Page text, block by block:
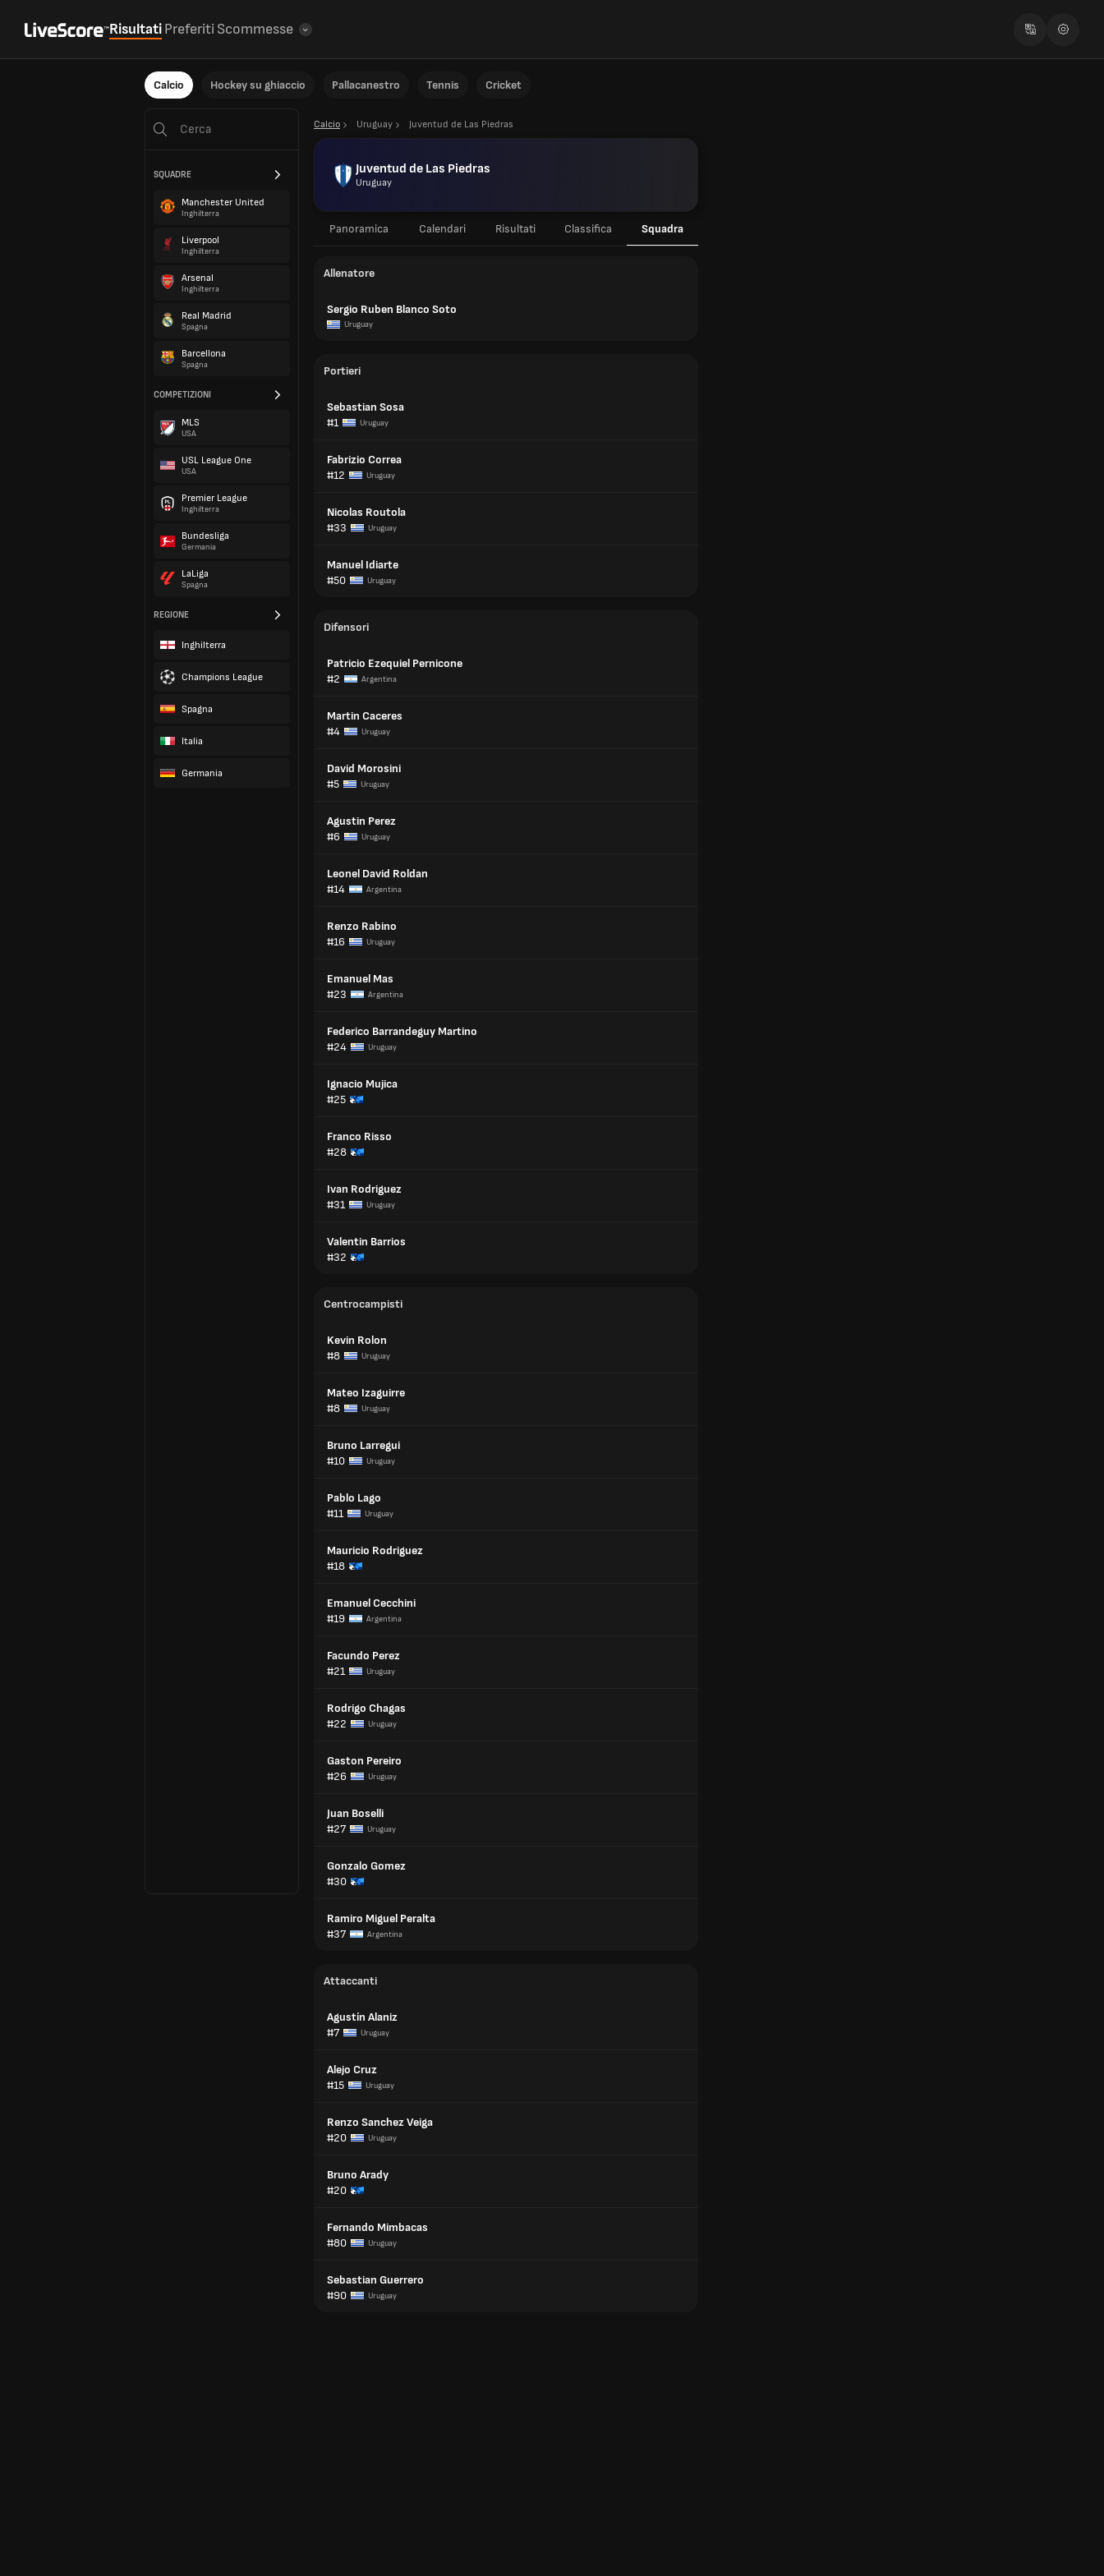
RisultatiPreferiti Scommesse
Calcio Hockey su ghiaccio Pallacanestro Tennis Cricket
SQUADRE
Manchester United
Inghilterra
Liverpool
Inghilterra
Arsenal
Inghilterra
Real Madrid
Spagna
Barcellona
Spagna
COMPETIZIONI
MLS
USA
USL League One
USA
Premier League
Inghilterra
Bundesliga
Germania
LaLiga
Spagna
REGIONE
Inghilterra
Champions League
Spagna
Italia
Germania
Calcio Uruguay Juventud de Las Piedras
Juventud de Las Piedras
Uruguay
Panoramica Calendari Risultati Classifica Squadra
Allenatore
Sergio Ruben Blanco Soto
Uruguay
Portieri
Sebastian Sosa
#1
Uruguay
Fabrizio Correa
#12
Uruguay
Nicolas Routola
#33
Uruguay
Manuel Idiarte
#50
Uruguay
Difensori
Patricio Ezequiel Pernicone
#2
Argentina
Martin Caceres
#4
Uruguay
David Morosini
#5
Uruguay
Agustin Perez
#6
Uruguay
Leonel David Roldan
#14
Argentina
Renzo Rabino
#16
Uruguay
Emanuel Mas
#23
Argentina
Federico Barrandeguy Martino
#24
Uruguay
Ignacio Mujica
#25
Franco Risso
#28
Ivan Rodriguez
#31
Uruguay
Valentin Barrios
#32
Centrocampisti
Kevin Rolon
#8
Uruguay
Mateo Izaguirre
#8
Uruguay
Bruno Larregui
#10
Uruguay
Pablo Lago
#11
Uruguay
Mauricio Rodriguez
#18
Emanuel Cecchini
#19
Argentina
Facundo Perez
#21
Uruguay
Rodrigo Chagas
#22
Uruguay
Gaston Pereiro
#26
Uruguay
Juan Boselli
#27
Uruguay
Gonzalo Gomez
#30
Ramiro Miguel Peralta
#37
Argentina
Attaccanti
Agustín Alaniz
#7
Uruguay
Alejo Cruz
#15
Uruguay
Renzo Sanchez Veiga
#20
Uruguay
Bruno Arady
#20
Fernando Mimbacas
#80
Uruguay
Sebastian Guerrero
#90
Uruguay